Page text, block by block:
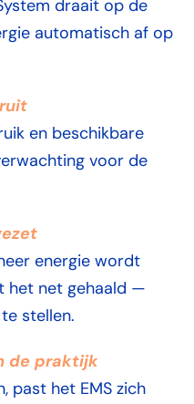
draait op de
automatisch af op
en beschikbare
voor de
energie wordt
het net gehaald —
stellen.
de praktijk
past het EMS zich